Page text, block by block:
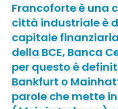
Francoforte è una
città industriale è
capitale
della BCE, Banca
per questo è
Bankfurt o
parole che mette